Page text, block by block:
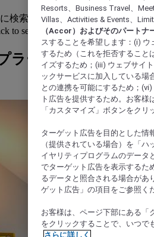
に検索されています
to search by categories
ラージュ: ホテルを
Resorts、Business Travel、
Villas、Activities & Events、
（Accor）およびそのパートナ
スすることを希望します：(i)
するため（これを拒否すること
イズするため；(iii) ウェブサイ
ックサービスに加入している場
との連携を可能にするため；
ト広告を提供するため。お客
「カスタマイズ」ボタンをク
ターゲット広告を目的とした情
（提供されている場合）を「
イヤリティプログラムのデータ
でターゲット広告を表示するた
るデータと照合される場合があ
ゲット広告」の項目をご参照く
お客様は、ページ下部にある「
をクリックすることで、いつで
さらに詳しく